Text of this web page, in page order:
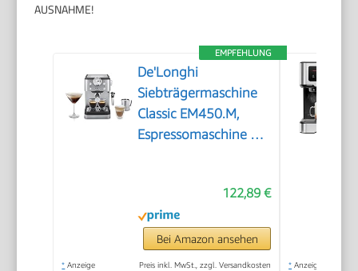
AUSNAHME!
EMPFEHLUNG
De'Longhi
Siebträgermaschine
Classic EM450.M,
Espressomaschine mit
Vollmetallgehäuse, 15
Bar, 1,7 l Wassertank,
Edelstahl/Metall
122,89 €
Bei Amazon ansehen
* Anzeige Preis inkl. MwSt., zzgl. Versandkosten * Anzeige